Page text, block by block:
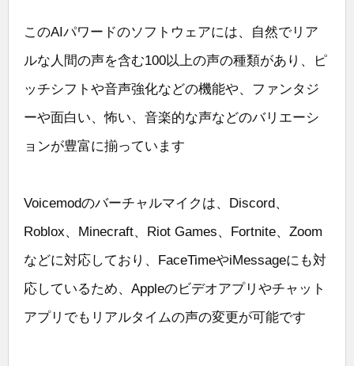
このAIパワードのソフトウェアには、自然でリア
ルな人間の声を含む100以上の声の種類があり、ピ
ッチシフトや音声強化などの機能や、ファンタジ
ーや面白い、怖い、音楽的な声などのバリエーシ
ョンが豊富に揃っています
Voicemodのバーチャルマイクは、Discord、
Roblox、Minecraft、Riot Games、Fortnite、Zoom
などに対応しており、FaceTimeやiMessageにも対
応しているため、Appleのビデオアプリやチャット
アプリでもリアルタイムの声の変更が可能です